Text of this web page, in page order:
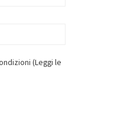
(Leggi le